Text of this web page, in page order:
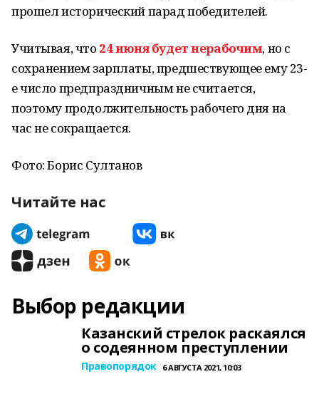
прошел исторический парад победителей.
Учитывая, что 24 июня будет нерабочим, но с
сохранением зарплаты, предшествующее ему 23-
е число предпраздничным не считается,
поэтому продолжительность рабочего дня на
час не сокращается.
Фото: Борис Султанов
Читайте нас
Выбор редакции
Казанский стрелок раскаялся
о содеянном преступлении
Правопорядок 6 АВГУСТА 2021, 10:03